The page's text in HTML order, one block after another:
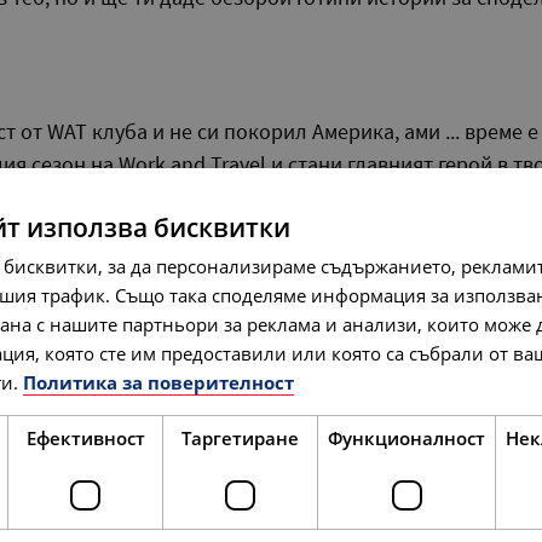
от WAT клуба и не си покорил Америка, ами ... време
сезон на Work and Travel и стани главният герой в
вече започнаха! Бъди сред първите, които ще се
разнообразие отработни оферти!
както ти е удобно - на място в наш офис или пък
всичко за бригадите, включително какви
позиция при евентуални непредвидени
отзивите от вече пътувалите студенти и
използва бисквитки
за да персонализираме съдържанието,
трафик. Също така споделяме информация за
с нашите партньори за реклама и анализи, които може
която сте им предоставили или която са събрали от
Политика за поверителност
Ефективност Таргетиране Функционалност